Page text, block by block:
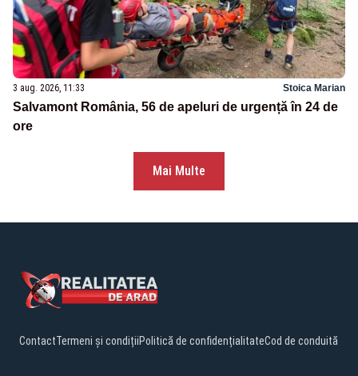
3 aug. 2026, 11:33 Stoica Marian
Salvamont România, 56 de apeluri de urgență în 24 de
ore
Mai Multe
ContactTermeni și condițiiPolitică de confidențialitateCod de conduită